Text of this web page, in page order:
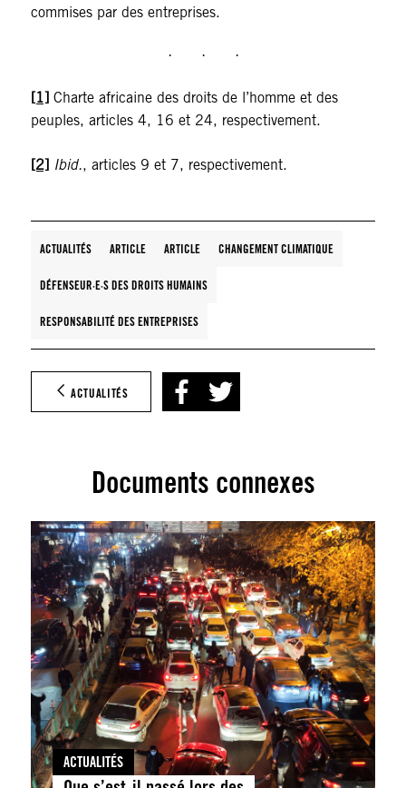
commises par des entreprises.
[1]Charte africaine des droits de l’homme et des
peuples, articles 4, 16 et 24, respectivement.
[2] Ibid., articles 9 et 7, respectivement.
ACTUALITÉS ARTICLE ARTICLE CHANGEMENT CLIMATIQUE
DÉFENSEUR·E·S DES DROITS HUMAINS
RESPONSABILITÉ DES ENTREPRISES
ACTUALITÉS
Documents connexes
ACTUALITÉS